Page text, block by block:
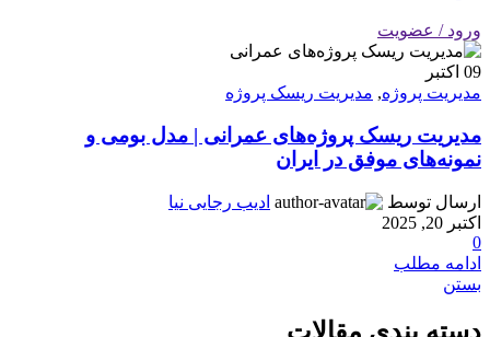
ورود / عضویت
09 اکتبر
مدیریت پروژه, مدیریت ریسک پروژه
مدیریت ریسک پروژه‌های عمرانی | مدل بومی و
نمونه‌های موفق در ایران
ارسال توسط
ادیب رجایی نیا
اکتبر 20, 2025
0
ادامه مطلب
بستن